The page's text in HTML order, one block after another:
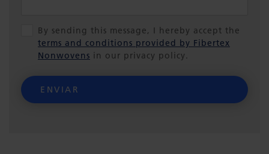
By sending this message, I hereby accept the
terms and conditions provided by Fibertex
Nonwovens in our privacy policy.
ENVIAR